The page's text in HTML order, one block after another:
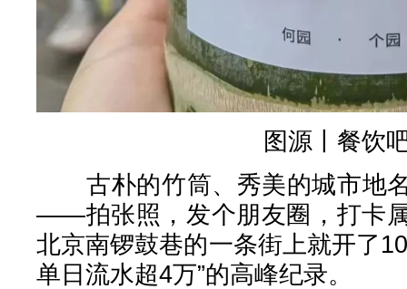
图源丨餐饮
古朴的竹筒、秀美的城市地
——拍张照，发个朋友圈，打卡
北京南锣鼓巷的一条街上就开了
单日流水超4万”的高峰纪录。